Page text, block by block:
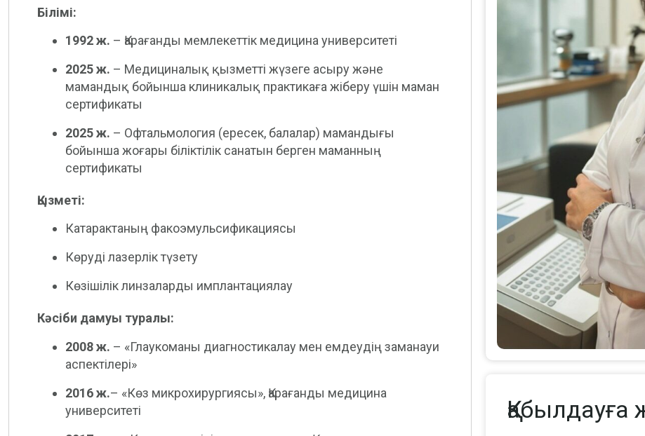
Білімі:
1992 ж. – Қарағанды мемлекеттік медицина университеті
2025 ж. – Медициналық қызметті жүзеге асыру және
мамандық бойынша клиникалық практикаға жіберу үшін маман
сертификаты
2025 ж. – Офтальмология (ересек, балалар) мамандығы
бойынша жоғары біліктілік санатын берген маманның
сертификаты
Қызметі:
Катарактаның факоэмульсификациясы
Көруді лазерлік түзету
Көзішілік линзаларды имплантациялау
Кәсіби дамуы туралы:
2008 ж. – «Глаукоманы диагностикалау мен емдеудің заманауи
аспектілері»
2016 ж.– «Көз микрохирургиясы», Қарағанды медицина
университеті
Қабылдауға